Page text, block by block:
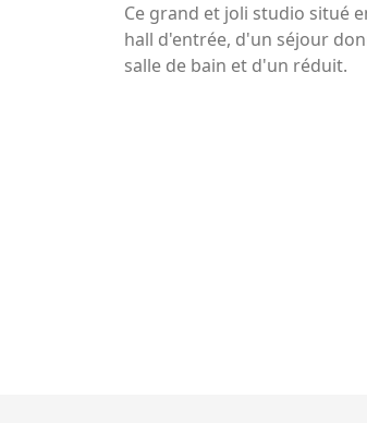
Ce grand et joli studio situé
hall d'entrée, d'un séjour
salle de bain et d'un réduit.